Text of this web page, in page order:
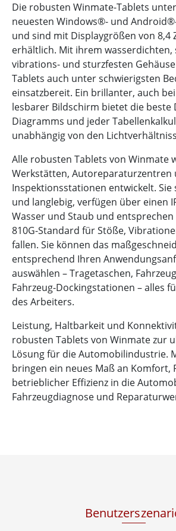
Die robusten Winmate-Tablets
neuesten Windows®- und
und sind mit Displaygrößen von 8,4
erhältlich. Mit ihrem wasserdichten,
vibrations- und sturzfesten
Tablets auch unter schwierigsten
einsatzbereit. Ein brillanter, auch
lesbarer Bildschirm bietet die beste
Diagramms und jeder
unabhängig von den
Alle robusten Tablets von Winmate
Werkstätten, Autoreparaturzentren
Inspektionsstationen entwickelt. Sie
und langlebig, verfügen über einen
Wasser und Staub und entsprechen
810G-Standard für Stöße,
fallen. Sie können das
entsprechend Ihren
auswählen – Tragetaschen,
Fahrzeug-Dockingstationen – alles
des Arbeiters.
Leistung, Haltbarkeit und
robusten Tablets von Winmate zur
Lösung für die Automobilindustrie.
bringen ein neues Maß an
betrieblicher Effizienz in die
Fahrzeugdiagnose und